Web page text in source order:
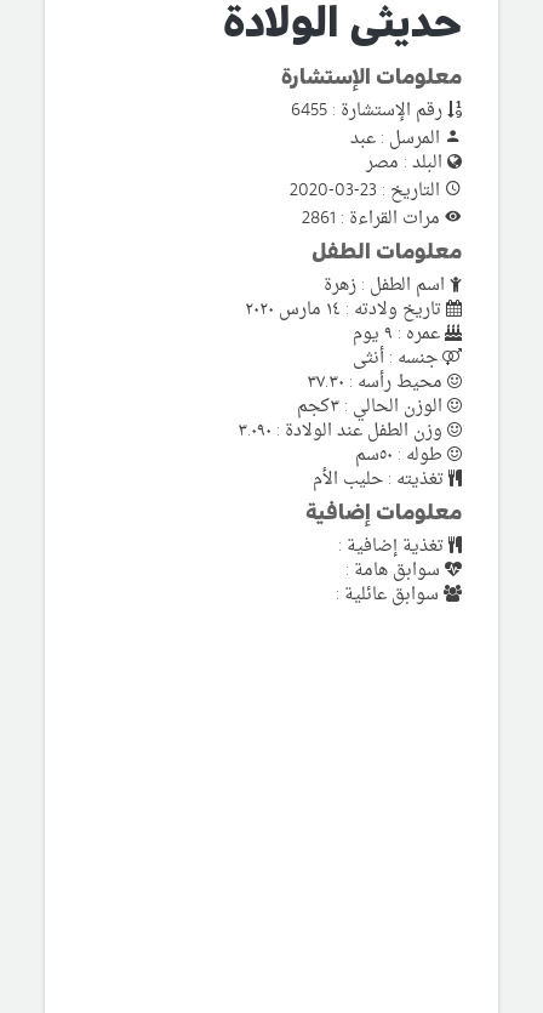
حديثى الولادة
معلومات الإستشارة
رقم الإستشارة : 6455
المرسل : عبد
البلد : مصر
التاريخ : 23-03-2020
مرات القراءة : 2861
معلومات الطفل
اسم الطفل : زهرة
تاريخ ولادته : ١٤ مارس ٢٠٢٠
عمره : ٩ يوم
جنسه : أنثى
محيط رأسه : ٣٧.٣٠
الوزن الحالي : ٣كجم
وزن الطفل عند الولادة : ٣.٠٩٠
طوله : ٥٠سم
تغذيته : حليب الأم
معلومات إضافية
تغذية إضافية :
سوابق هامة :
سوابق عائلية :